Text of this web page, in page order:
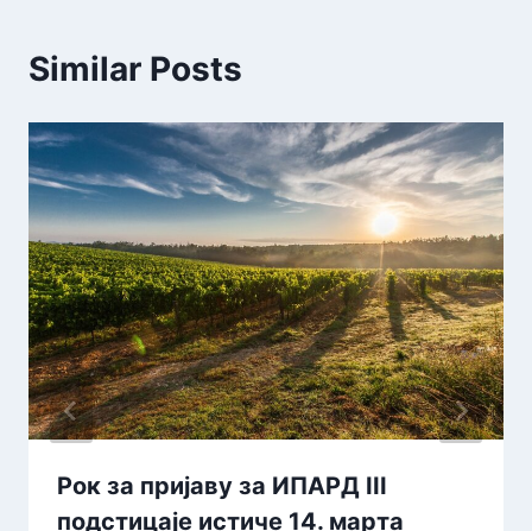
Similar Posts
Рок за пријаву за ИПАРД III
подстицаје истиче 14. марта